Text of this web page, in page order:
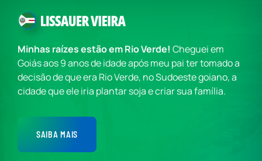
Minhas raízes estão em Rio Verde! Cheguei em
Goiás aos 9 anos de idade após meu pai ter tomado a
decisão de que era Rio Verde, no Sudoeste goiano, a
cidade que ele iria plantar soja e criar sua família.
SAIBA MAIS